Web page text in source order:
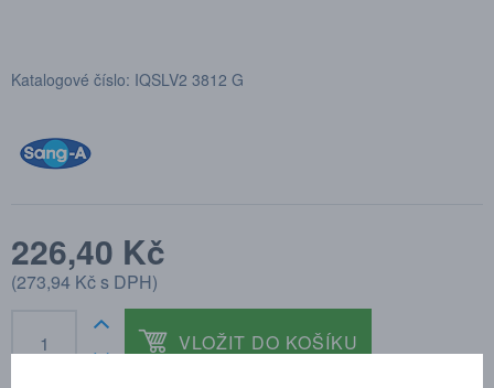
Katalogové číslo: IQSLV2 3812 G
226,40 Kč
(273,94 Kčs DPH)
VLOŽIT DO KOŠÍKU